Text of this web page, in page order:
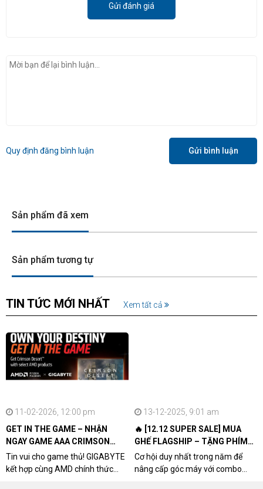
Gửi đánh giá
Quy định đăng bình luận Gửi bình luận
Sản phẩm đã xem
Sản phẩm tương tự
TIN TỨC MỚI NHẤT Xem tất cả
11-02-2026, 12:00 pm
GET IN THE GAME – NHẬN
NGAY GAME AAA CRIMSON
DESERT CÙNG GIGABYTE &
AMD
Tin vui cho game thủ! GIGABYTE
kết hợp cùng AMD chính thức
13-12-2025, 9:01 am
🔥 [12.12 SUPER SALE] MUA
GHẾ FLAGSHIP – TẶNG PHÍM
CƠ XỊN
Cơ hội duy nhất trong năm để
nâng cấp góc máy với combo